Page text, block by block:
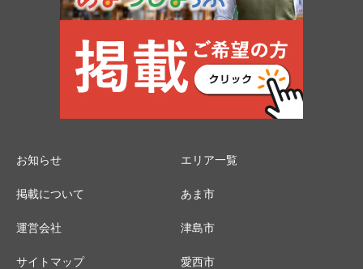
お知らせ
掲載について
運営会社
サイトマップ
エリア一覧
あま市
津島市
愛西市